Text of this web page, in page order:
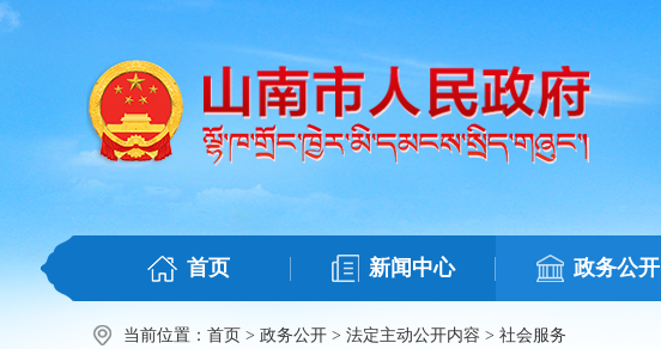
首页 新闻中心 政务公开
当前位置： 首页 > 政务公开 > 法定主动公开内容 > 社会服务